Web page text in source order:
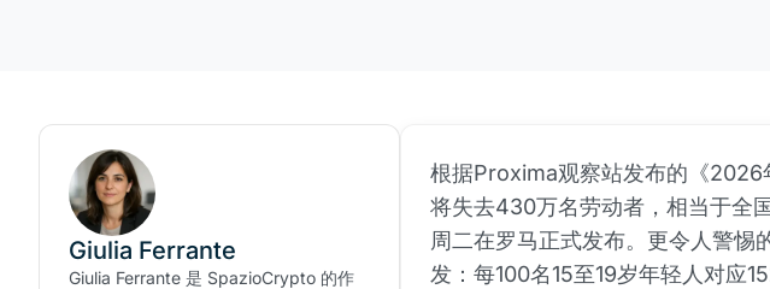
根据Proxima观察站发布的《2026
将失去430万名劳动者，相当于全
周二在罗马正式发布。更令人警惕
发：每100名15至19岁年轻人对应
Giulia Ferrante
Giulia Ferrante 是 SpazioCrypto 的作